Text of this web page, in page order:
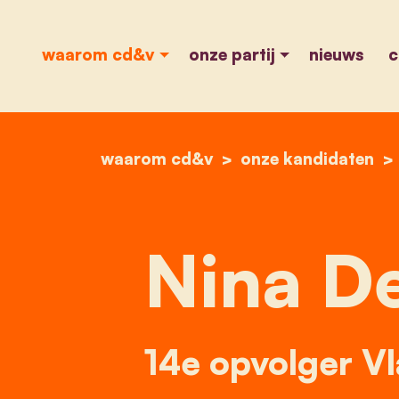
waarom cd&v onze partij nieuws
waarom cd&v onze kandidaten
Nina
14e opvolger